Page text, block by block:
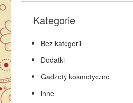
Kategorie
Bez kategorii
Dodatki
Gadżety kosmetyczne
inne